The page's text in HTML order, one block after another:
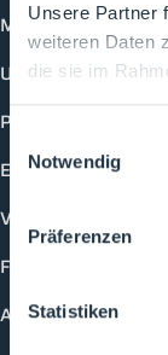
Unsere Partner
weiteren Daten
die sie im
Notwendig
Präferenzen
Statistiken
Mediathek
Unternehmen
Produkte
Events
Vorträge
Future-Faces
Academy